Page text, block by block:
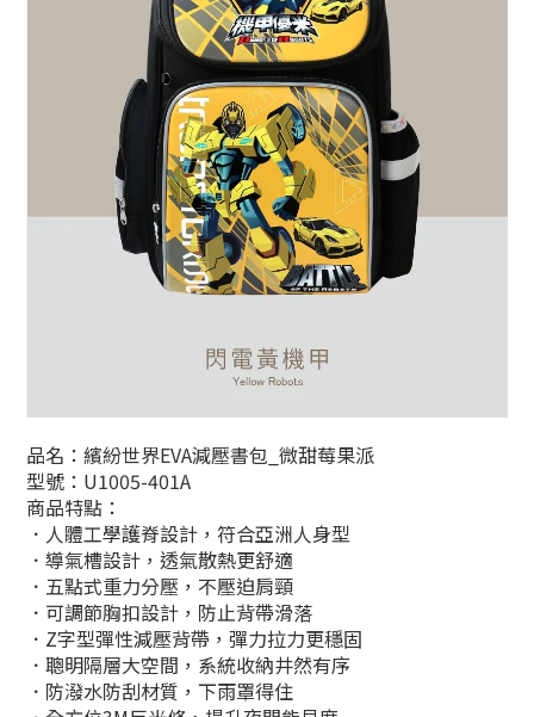
品名：繽紛世界EVA減壓書包_ 微甜莓果派
型號： U1005-401A
商品特點：
．人體工學護脊設計，符合亞洲人身型
．導氣槽設計，透氣散熱更舒適
．五點式重力分壓，不壓迫肩頸
．可調節胸扣設計，防止背帶滑落
．Z字型彈性減壓背帶，彈力拉力更穩固
．聰明隔層大空間，系統收納井然有序
．防潑水防刮材質，下雨罩得住